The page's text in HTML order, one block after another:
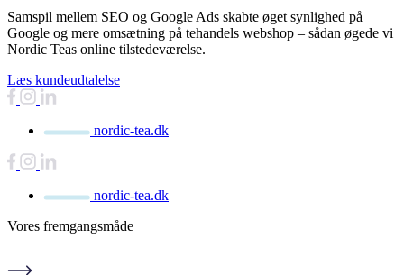
Samspil mellem SEO og Google Ads skabte øget synlighed på
Google og mere omsætning på tehandels webshop – sådan øgede vi
Nordic Teas online tilstedeværelse.
Læs kundeudtalelse
nordic-tea.dk
nordic-tea.dk
Vores fremgangsmåde